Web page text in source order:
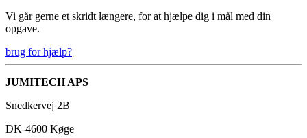
Vi går gerne et skridt længere, for at hjælpe dig i mål med din
opgave.
brug for hjælp?
JUMITECH APS
Snedkervej 2B
DK-4600 Køge